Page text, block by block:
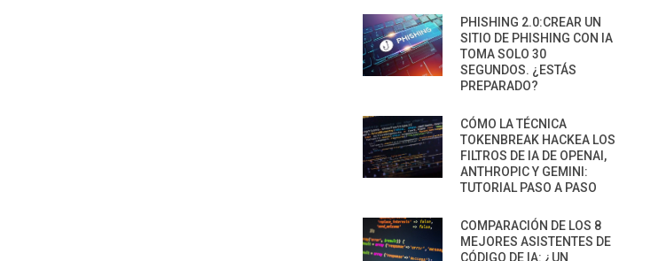
PHISHING 2.0:CREAR UN
SITIO DE PHISHING CON IA
TOMA SOLO 30
SEGUNDOS. ¿ESTÁS
PREPARADO?
CÓMO LA TÉCNICA
TOKENBREAK HACKEA LOS
FILTROS DE IA DE OPENAI,
ANTHROPIC Y GEMINI:
TUTORIAL PASO A PASO
COMPARACIÓN DE LOS 8
MEJORES ASISTENTES DE
CÓDIGO DE IA: ¿UN